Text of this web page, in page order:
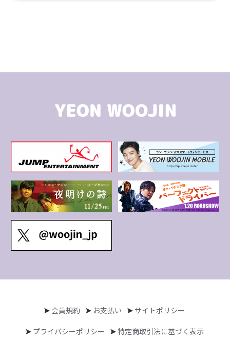
会員規約 お支払い サイトポリシー
プライバシーポリシー 特定商取引法に基づく表示